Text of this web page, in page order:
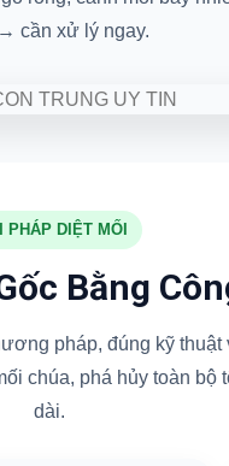
cần xử lý ngay.
PHÁP DIỆT MỐI
Bằng
pháp, đúng kỹ
chúa, phá hủy toàn bộ
dài.